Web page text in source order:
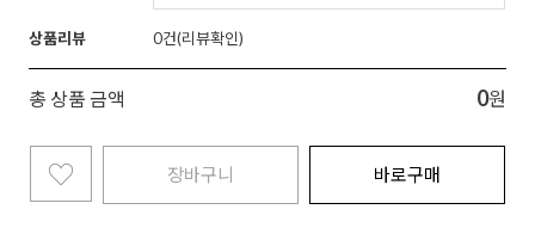
상품리뷰 0
총 상품 금액 0원
장바구니 바로구매